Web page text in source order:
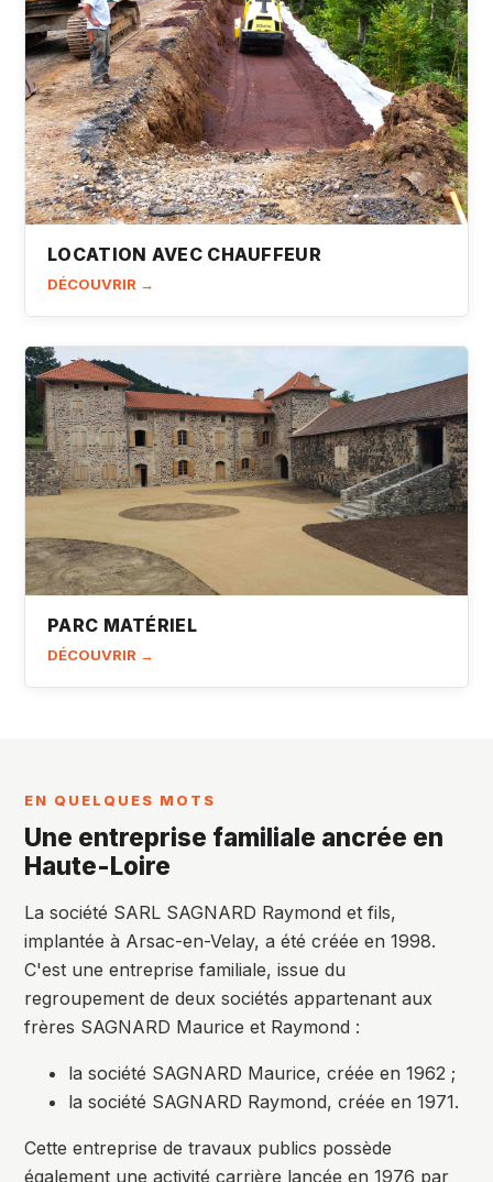
LOCATION AVEC CHAUFFEUR
DÉCOUVRIR →
PARC MATÉRIEL
DÉCOUVRIR →
EN QUELQUES MOTS
Une entreprise familiale ancrée en
Haute-Loire
La société SARL SAGNARD Raymond et fils,
implantée à Arsac-en-Velay, a été créée en 1998.
C'est une entreprise familiale, issue du
regroupement de deux sociétés appartenant aux
frères SAGNARD Maurice et Raymond :
la société SAGNARD Maurice, créée en 1962 ;
la société SAGNARD Raymond, créée en 1971.
Cette entreprise de travaux publics possède
également une activité carrière lancée en 1976 par